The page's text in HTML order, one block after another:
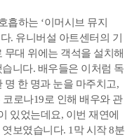
흡하는 ‘이머시브 뮤지
. 유니버설 아트센터의 기
무대 위에는 객석을 설치해
니다. 배우들은 이처럼 독
명 한 명과 눈을 마주치고,
로나19로 인해 배우와 관
있었는데요, 이번 재연에
보였습니다. 1막 시작 8분